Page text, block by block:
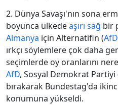
2. Dünya Savaşı'nın sona
boyunca ülkedeaşırı sağ bir
Almanya için Alternatifin (AfD
ırkçı söylemlere çok daha
seçimlerde oy oranlarını
AfD, Sosyal Demokrat
bırakarak Bundestag'da
konumuna yükseldi.